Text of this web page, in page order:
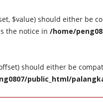
$value) should either be
the notice in /home/
should either be
public_html/